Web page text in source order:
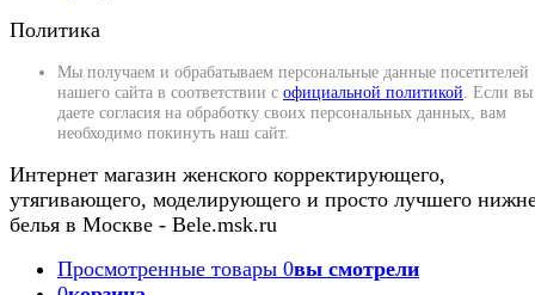
Политика
Мы получаем и обрабатываем персональные данные посетителей
нашего сайта в соответствии с официальной политикой. Если вы
даете согласия на обработку своих персональных данных, вам
необходимо покинуть наш сайт.
Интернет магазин женского корректирующего,
утягивающего, моделирующего и просто лучшего
белья в Москве - Bele.msk.ru
Просмотренные товары 0вы смотрели